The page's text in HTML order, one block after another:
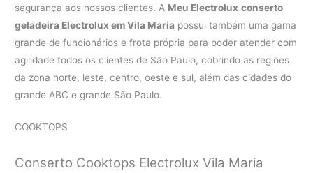
segurança aos nossos clientes. A Meu Electrolux conserto
geladeira Electrolux em Vila Maria possui também uma gama
grande de funcionários e frota própria para poder atender com
agilidade todos os clientes de São Paulo, cobrindo as regiões
da zona norte, leste, centro, oeste e sul, além das cidades do
grande ABC e grande São Paulo.
COOKTOPS
Conserto Cooktops Electrolux Vila Maria